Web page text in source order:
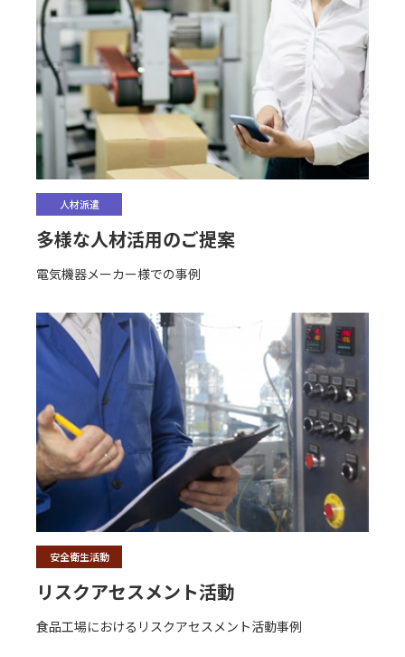
人材派遣
多様な人材活用のご提案
電気機器メーカー様での事例
安全衛生活動
リスクアセスメント活動
食品工場におけるリスクアセスメント活動事例